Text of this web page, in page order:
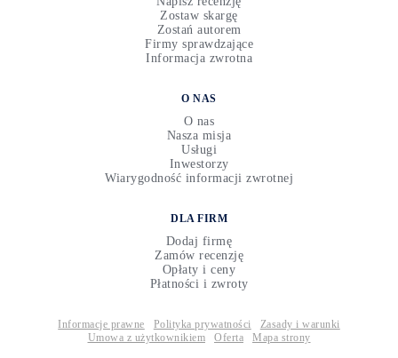
Zostaw skargę
Zostań autorem
Firmy sprawdzające
Informacja zwrotna
O NAS
O nas
Nasza misja
Usługi
Inwestorzy
Wiarygodność informacji zwrotnej
DLA FIRM
Dodaj firmę
Zamów recenzję
Opłaty i ceny
Płatności i zwroty
Informacje prawne Polityka prywatności
Zasady i warunki
Umowa z użytkownikiem
Oferta Mapa strony